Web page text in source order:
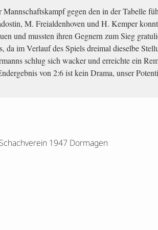
Mannschaftskampf gegen den in der Tabelle
M. Freialdenhoven und H. Kemper
und mussten ihren Gegnern zum Sieg
da im Verlauf des Spiels dreimal dieselbe
schlug sich wacker und erreichte ein
von 2:6 ist kein Drama, unser
1947 Dormagen